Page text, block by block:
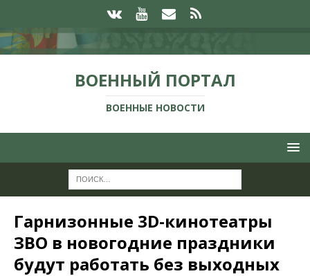
ВОЕННЫЙ ПОРТАЛ
ВОЕННЫЕ НОВОСТИ
Гарнизонные 3D-кинотеатры
ЗВО в новогодние праздники
будут работать без выходных